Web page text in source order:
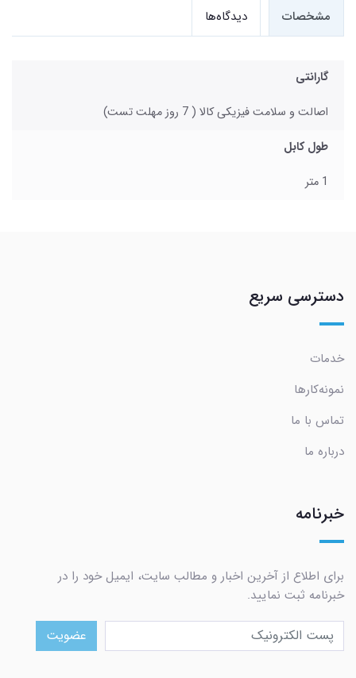
مشخصات دیدگاه‌ها
گارانتی
اصالت و سلامت فیزیکی کالا ( 7 روز مهلت تست)
طول کابل
1 متر
دسترسی سریع
خدمات
نمونه‌کارها
تماس با ما
درباره ما
خبرنامه
برای اطلاع از آخرین اخبار و مطالب سایت، ایمیل خود را در
خبرنامه ثبت نمایید.
عضویت